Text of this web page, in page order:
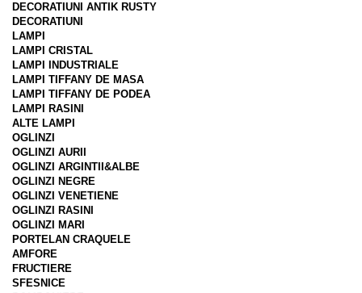
DECORATIUNI ANTIK RUSTY
DECORATIUNI
LAMPI
LAMPI CRISTAL
LAMPI INDUSTRIALE
LAMPI TIFFANY DE MASA
LAMPI TIFFANY DE PODEA
LAMPI RASINI
ALTE LAMPI
OGLINZI
OGLINZI AURII
OGLINZI ARGINTII&ALBE
OGLINZI NEGRE
OGLINZI VENETIENE
OGLINZI RASINI
OGLINZI MARI
PORTELAN CRAQUELE
AMFORE
FRUCTIERE
SFESNICE